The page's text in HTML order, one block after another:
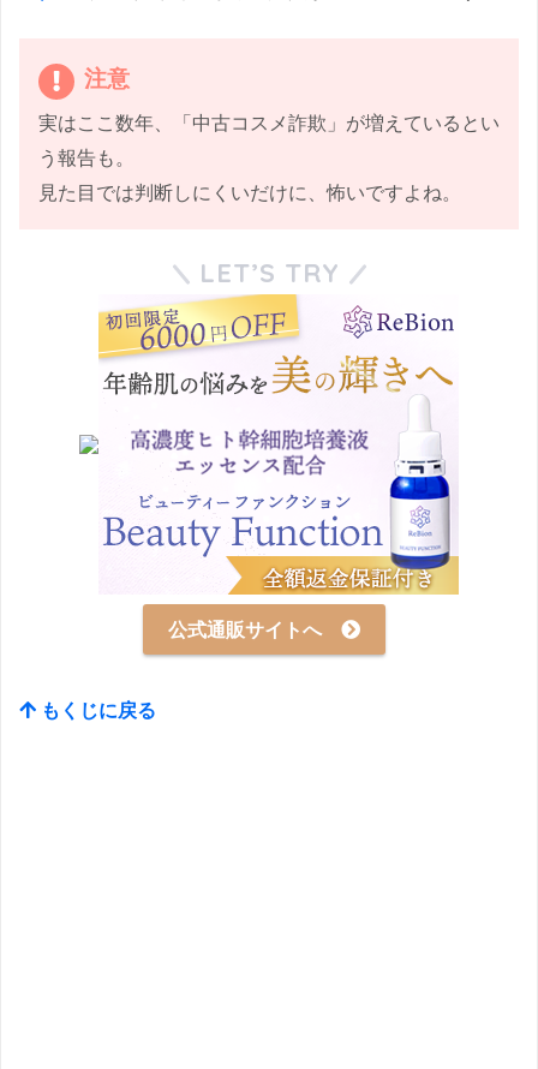
注意
実はここ数年、「中古コスメ詐欺」が増えているとい
う報告も。
見た目では判断しにくいだけに、怖いですよね。
LET’S TRY
公式通販サイトへ
もくじに戻る